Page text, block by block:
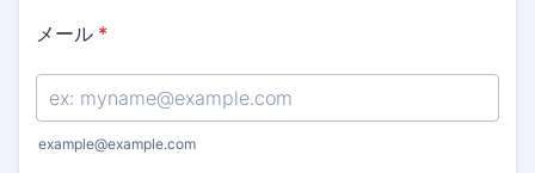
メール *
example@example.com